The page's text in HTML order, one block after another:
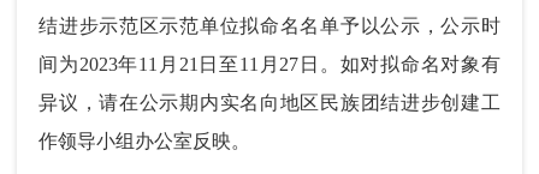
结进步示范区示范单位拟命名名单予以公示，公示时
间为2023年11月21日至11月27日。如对拟命名对象有
异议，请在公示期内实名向地区民族团结进步创建工
作领导小组办公室反映。